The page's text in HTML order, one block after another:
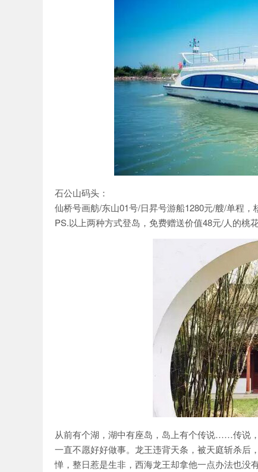
石公山码头：
仙桥号画舫/东山01号/日昇号游船1280元/艘/单程，
PS.以上两种方式登岛，免费赠送价值48元/人的桃
从前有个湖，湖中有座岛，岛上有个传说……传说
一直不愿好好做事。龙王违背天条，被天庭斩杀后
惮，整日惹是生非，西海龙王却拿他一点办法也没